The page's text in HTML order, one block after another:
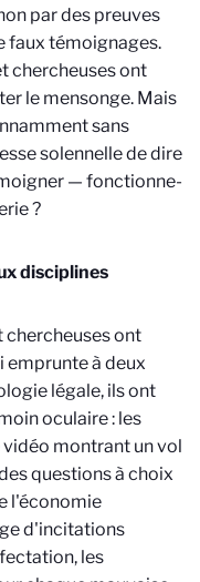
par des preuves
faux témoignages.
chercheuses ont
le mensonge. Mais
sans
solennelle de dire
— fonctionne-
?
disciplines
chercheuses ont
emprunte à deux
légale, ils ont
oculaire : les
montrant un vol
questions à choix
l'économie
d'incitations
les